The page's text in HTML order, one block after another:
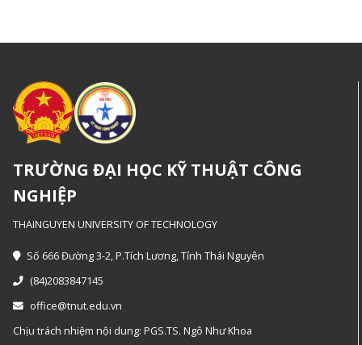
TRƯỜNG ĐẠI HỌC KỸ THUẬT CÔNG
NGHIỆP
THAINGUYEN UNIVERSITY OF TECHNOLOGY
Số 666 Đường 3-2, P.Tích Lương, Tỉnh Thái Nguyên
(84)2083847145
office@tnut.edu.vn
Chịu trách nhiệm nội dung: PGS.TS. Ngô Như Khoa